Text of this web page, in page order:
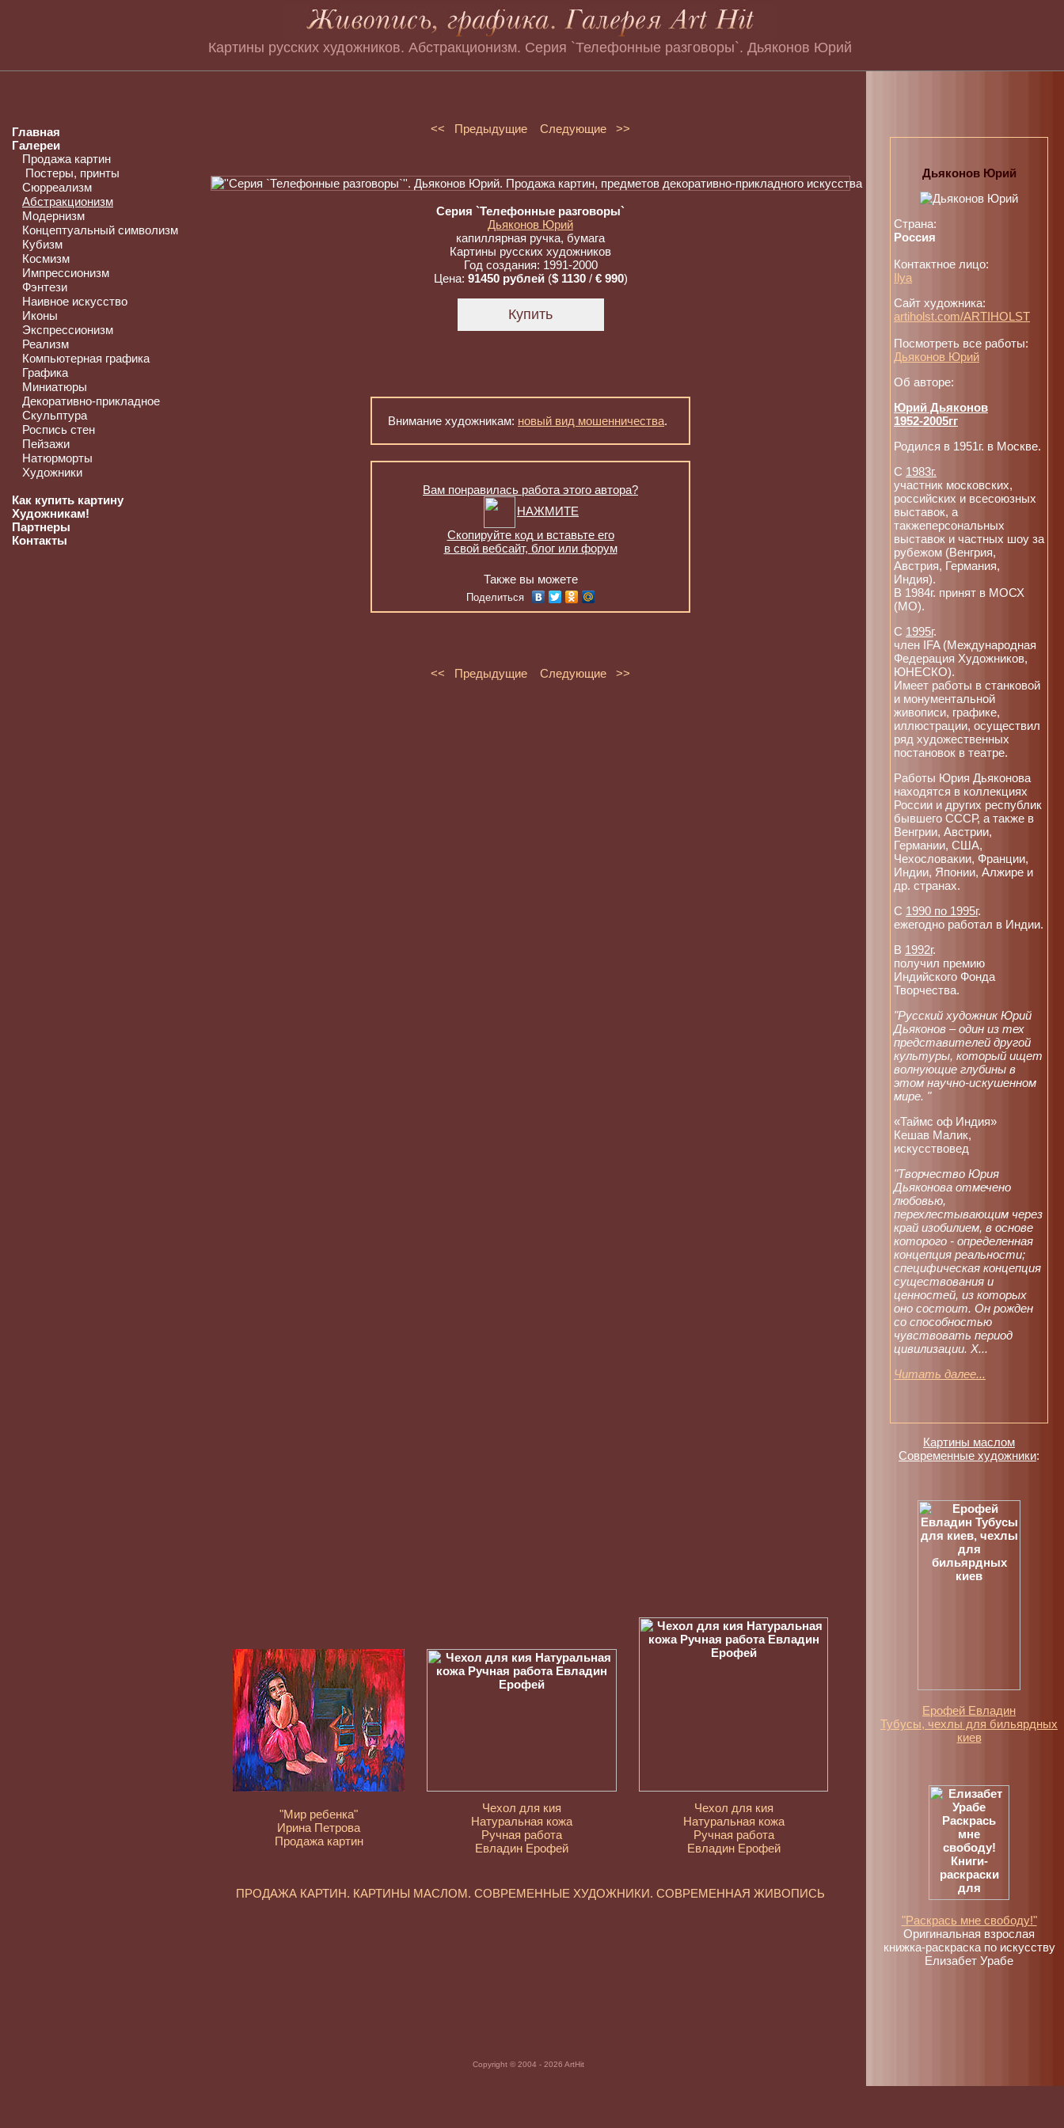
Картины русских художников. Абстракционизм. Серия `Телефонные разговоры`. Дьяконов Юрий
Главная
Галереи
Продажа картин
Постеры, принты
Сюрреализм
Абстракционизм
Модернизм
Концептуальный символизм
Кубизм
Космизм
Импрессионизм
Фэнтези
Наивное искусство
Иконы
Экспрессионизм
Реализм
Компьютерная графика
Графика
Миниатюры
Декоративно-прикладное
Скульптура
Роспись стен
Пейзажи
Натюрморты
Художники
Как купить картину
Художникам!
Партнеры
Контакты
<< Предыдущие Следующие >>
Серия `Телефонные разговоры`
Дьяконов Юрий
капиллярная ручка, бумага
Картины русских художников
Год создания: 1991-2000
Цена: 91450 рублей($ 1130/ € 990)
Внимание художникам: новый вид мошенничества.
Вам понравилась работа этого автора?
НАЖМИТЕ
Скопируйте код и вставьте его
в свой вебсайт, блог или форум
Также вы можете
Поделиться
<< Предыдущие Следующие >>
"Мир ребенка"
Ирина Петрова
Продажа картин
Чехол для кия
Натуральная кожа
Ручная работа
Евладин Ерофей
Чехол для кия
Натуральная кожа
Ручная работа
Евладин Ерофей
ПРОДАЖА КАРТИН. КАРТИНЫ МАСЛОМ. СОВРЕМЕННЫЕ ХУДОЖНИКИ. СОВРЕМЕННАЯ ЖИВОПИСЬ
Copyright © 2004 - 2026 ArtHit
Дьяконов Юрий
Страна:
Россия
Контактное лицо:
Ilya
Сайт художника:
artiholst.com/ARTIHOLST
Посмотреть все работы:
Дьяконов Юрий
Об авторе:
Юрий Дьяконов
1952-2005гг
Родился в 1951г. в Москве.
С 1983г.
участник московских,
российских и всесоюзных
выставок, а
такжеперсональных
выставок и частных шоу за
рубежом (Венгрия,
Австрия, Германия,
Индия).
В 1984г. принят в МОСХ
(МО).
С 1995г.
член IFA (Международная
Федерация Художников,
ЮНЕСКО).
Имеет работы в станковой
и монументальной
живописи, графике,
иллюстрации, осуществил
ряд художественных
постановок в театре.
Работы Юрия Дьяконова
находятся в коллекциях
России и других республик
бывшего СССР, а также в
Венгрии, Австрии,
Германии, США,
Чехословакии, Франции,
Индии, Японии, Алжире и
др. странах.
С 1990 по 1995г.
ежегодно работал в Индии.
В 1992г.
получил премию
Индийского Фонда
Творчества.
"Русский художник Юрий
Дьяконов – один из тех
представителей другой
культуры, который ищет
волнующие глубины в
этом научно-искушенном
мире. "
«Таймс оф Индия»
Кешав Малик,
искусствовед
"Творчество Юрия
Дьяконова отмечено
любовью,
перехлестывающим через
край изобилием, в основе
которого - определенная
концепция реальности;
специфическая концепция
существования и
ценностей, из которых
оно состоит. Он рожден
со способностью
чувствовать период
цивилизации. Х...
Читать далее...
Картины маслом
Современные художники:
Ерофей Евладин
Тубусы, чехлы для бильярдных
киев
"Раскрась мне свободу!"
Оригинальная взрослая
книжка-раскраска по искусству
Елизабет Урабе